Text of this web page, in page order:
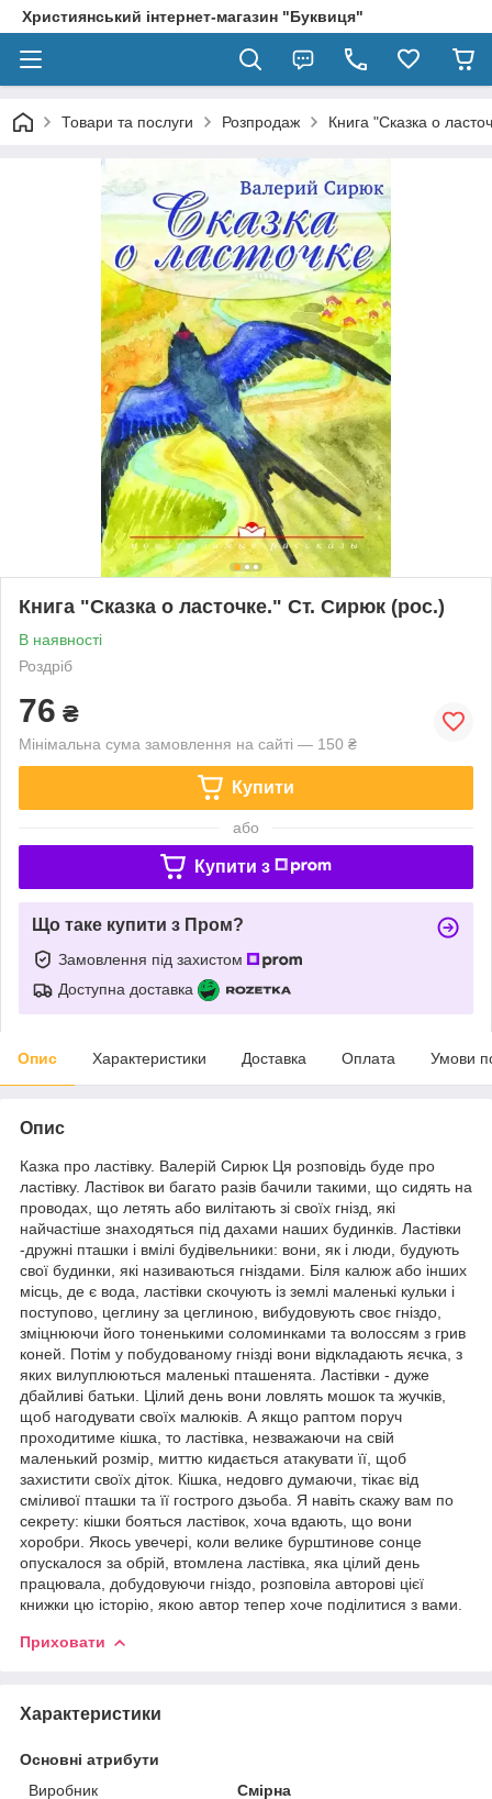
Християнський інтернет-магазин "Буквиця"
Товари та послуги Розпродаж Книга "Сказка о
Книга "Сказка о ласточке." Ст. Сирюк (рос.)
В наявності
Роздріб
76 ₴
Мінімальна сума замовлення на сайті — 150 ₴
Купити
або
Купити з
Що таке купити з Пром?
Замовлення під захистом
Доступна доставка
Опис Характеристики Доставка Оплата Умови
Опис
Казка про ластівку. Валерій Сирюк Ця розповідь буде про
ластівку. Ластівок ви багато разів бачили такими, що сидять на
проводах, що летять або вилітають зі своїх гнізд, які
найчастіше знаходяться під дахами наших будинків. Ластівки
-дружні пташки і вмілі будівельники: вони, як і люди, будують
свої будинки, які називаються гніздами. Біля калюж або інших
місць, де є вода, ластівки скочують із землі маленькі кульки і
поступово, цеглину за цеглиною, вибудовують своє гніздо,
зміцнюючи його тоненькими соломинками та волоссям з грив
коней. Потім у побудованому гнізді вони відкладають яєчка, з
яких вилуплюються маленькі пташенята. Ластівки - дуже
дбайливі батьки. Цілий день вони ловлять мошок та жучків,
щоб нагодувати своїх малюків. А якщо раптом поруч
проходитиме кішка, то ластівка, незважаючи на свій
маленький розмір, миттю кидається атакувати її, щоб
захистити своїх діток. Кішка, недовго думаючи, тікає від
сміливої пташки та її гострого дзьоба. Я навіть скажу вам по
секрету: кішки бояться ластівок, хоча вдають, що вони
хоробри. Якось увечері, коли велике бурштинове сонце
опускалося за обрій, втомлена ластівка, яка цілий день
працювала, добудовуючи гніздо, розповіла авторові цієї
книжки цю історію, якою автор тепер хоче поділитися з вами.
Приховати
Характеристики
Основні атрибути
Виробник
Смірна